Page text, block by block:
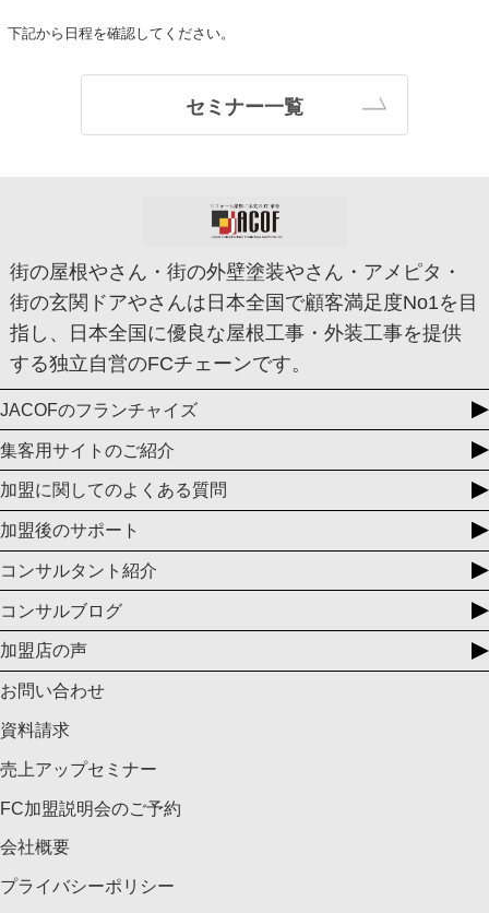
下記から日程を確認してください。
セミナー一覧
街の屋根やさん・街の外壁塗装やさん・アメピタ・
街の玄関ドアやさんは日本全国で顧客満足度No1を目
指し、日本全国に優良な屋根工事・外装工事を提供
する独立自営のFCチェーンです。
JACOFのフランチャイズ
集客用サイトのご紹介
加盟に関してのよくある質問
加盟後のサポート
コンサルタント紹介
コンサルブログ
加盟店の声
お問い合わせ
資料請求
売上アップセミナー
FC加盟説明会のご予約
会社概要
プライバシーポリシー